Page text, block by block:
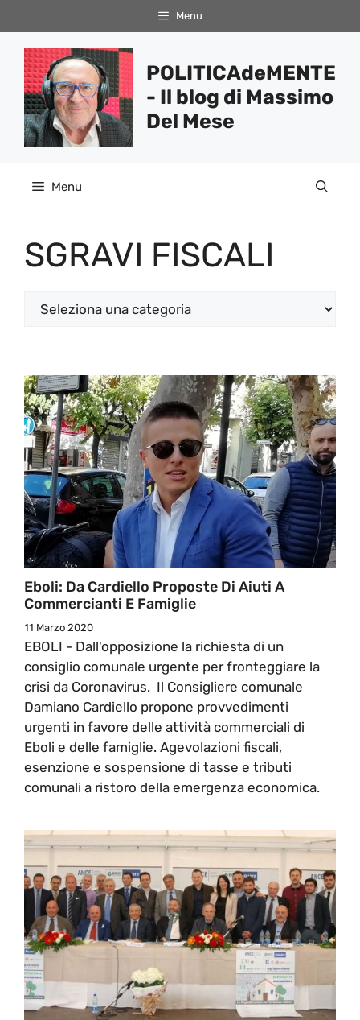
al
contenuto
Menu
POLITICAdeMENTE
- Il blog di Massimo
Del Mese
Menu
SGRAVI FISCALI
Categorie
Eboli: Da Cardiello Proposte Di Aiuti A
Commercianti E Famiglie
11 Marzo 2020
EBOLI - Dall'opposizione la richiesta di un
consiglio comunale urgente per fronteggiare la
crisi da Coronavirus. Il Consigliere comunale
Damiano Cardiello propone provvedimenti
urgenti in favore delle attività commerciali di
Eboli e delle famiglie. Agevolazioni fiscali,
esenzione e sospensione di tasse e tributi
comunali a ristoro della emergenza economica.